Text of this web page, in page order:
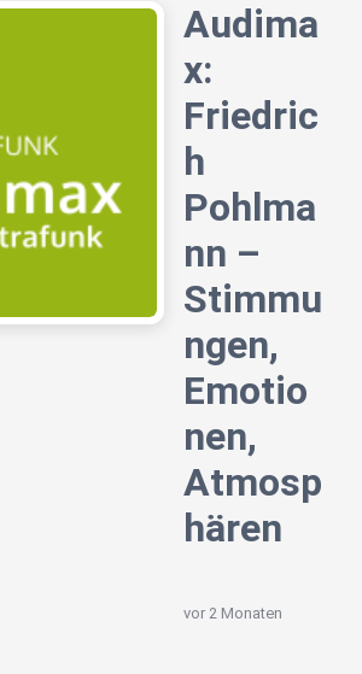
Audima
x:
Friedric
h
Pohlma
nn –
Stimmu
ngen,
Emotio
nen,
Atmosp
hären
vor 2 Monaten